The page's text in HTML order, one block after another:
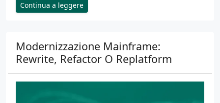
Continua a leggere
Modernizzazione Mainframe:
Rewrite, Refactor O Replatform